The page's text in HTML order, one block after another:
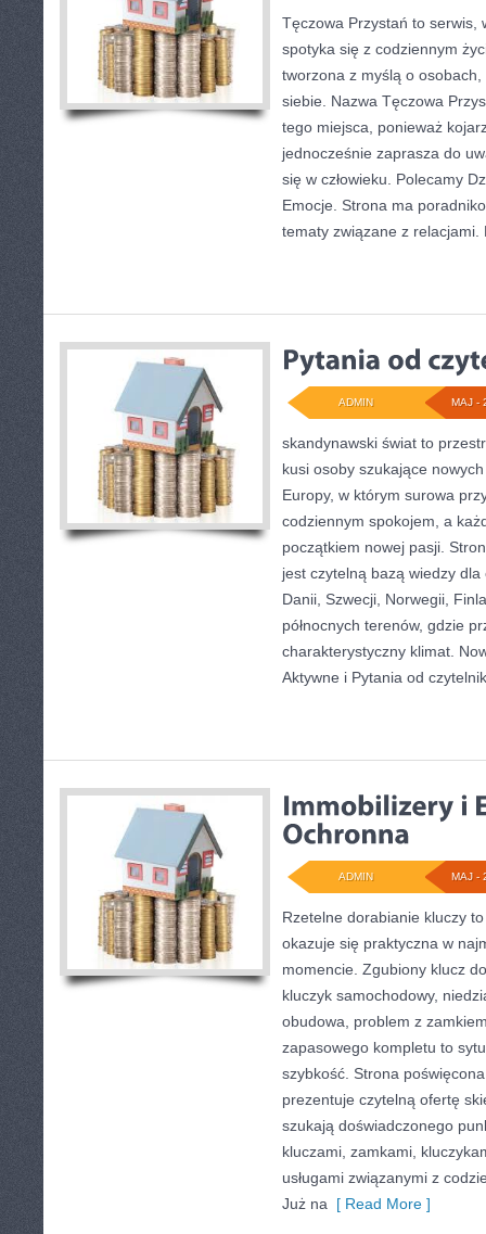
Tęczowa Przystań to serwis,
spotyka się z codziennym
tworzona z myślą o
siebie. Nazwa Tęczowa
tego miejsca, ponieważ
jednocześnie zaprasza do
się w człowieku. Polecamy
Emocje. Strona ma
tematy związane z relacjami.
MAJ -
ADMIN
skandynawski świat to
kusi osoby szukające
Europy, w którym surowa
codziennym spokojem, a
początkiem nowej pasji.
jest czytelną bazą wiedzy
Danii, Szwecji, Norwegii,
północnych terenów, gdzie
charakterystyczny klimat.
Aktywne i Pytania od
MAJ -
ADMIN
Rzetelne dorabianie kluczy
okazuje się praktyczna w
momencie. Zgubiony klucz
kluczyk samochodowy,
obudowa, problem z
zapasowego kompletu to
szybkość. Strona
prezentuje czytelną ofertę
szukają doświadczonego
kluczami, zamkami,
usługami związanymi z
Już na [ Read More ]